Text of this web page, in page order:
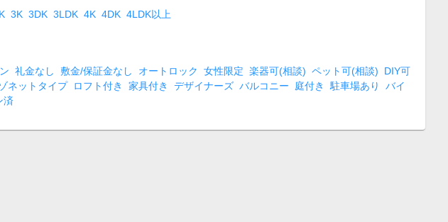
3K 3DK 3LDK 4K 4DK 4LDK以上
礼金なし 敷金/保証金なし オートロック 女性限定 楽器可(相談) ペット可(相談)
DIY可
ネットタイプ ロフト付き 家具付き デザイナーズ バルコニー 庭付き 駐車場あり
バイ
済